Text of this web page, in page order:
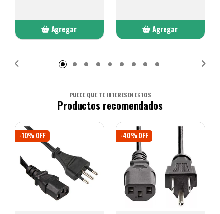
Agregar
Agregar
PUEDE QUE TE INTERESEN ESTOS
Productos recomendados
-10% OFF -40% OFF